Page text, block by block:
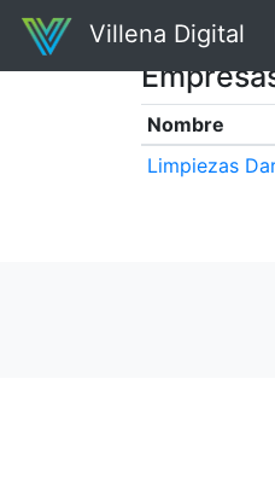
Villena Digital
Nombre
Limpiezas